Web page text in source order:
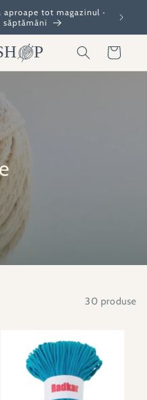
nostru
Coș
30 produse